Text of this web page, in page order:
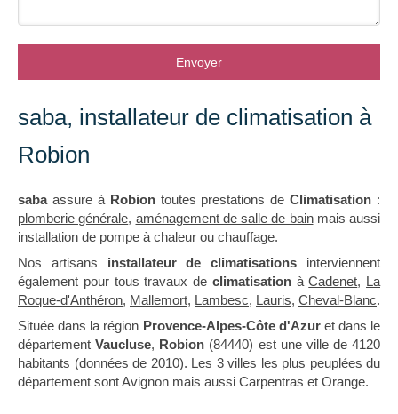
Envoyer
saba, installateur de climatisation à
Robion
sabaassure à Robiontoutes prestations deClimatisation :
plomberie générale, aménagement de salle de bainmais aussi
installation de pompe à chaleur ou chauffage.
Nos artisans installateur de climatisations interviennent
également pour tous travaux de climatisationàCadenet, La
Roque-d'Anthéron, Mallemort, Lambesc, Lauris, Cheval-Blanc.
Située dans la région Provence-Alpes-Côte d'Azuret dans le
départementVaucluse, Robion (84440) est une ville de 4120
habitants (données de 2010). Les 3 villes les plus peuplées du
département sont Avignon mais aussi Carpentras et Orange.